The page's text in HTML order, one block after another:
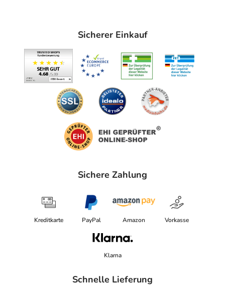
Sicherer Einkauf
Sichere Zahlung
Kreditkarte PayPal Amazon Vorkasse
Klarna
Schnelle Lieferung